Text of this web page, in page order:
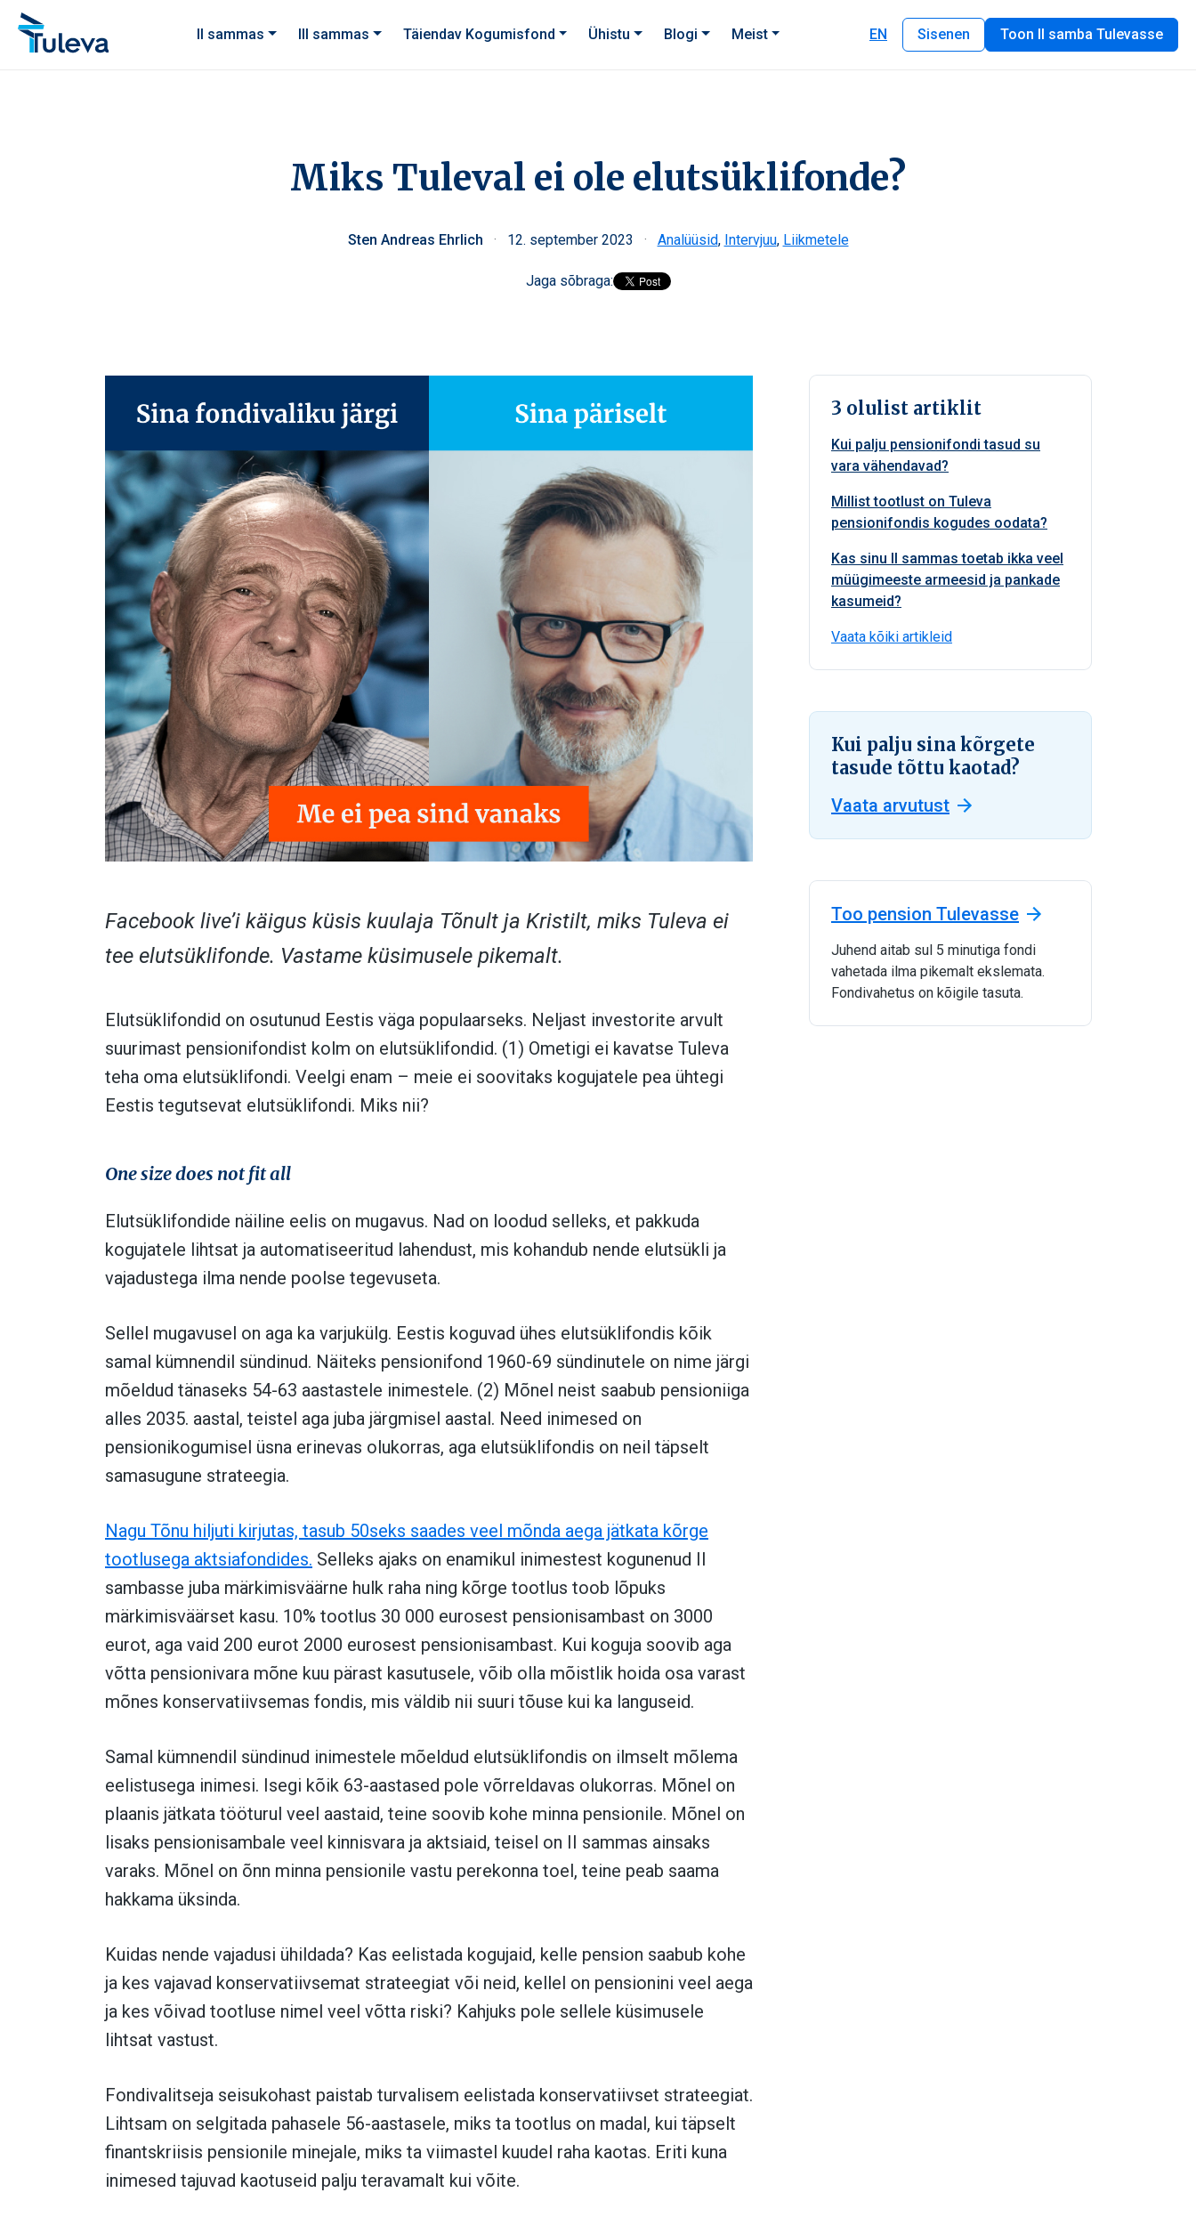
Liigu edasi sisu juurde
II sammas
III sammas Täiendav Kogumisfond Ühistu Blogi Meist EN Sisenen Toon II samba Tulevasse
Miks Tuleval ei ole elutsüklifonde?
Sten Andreas Ehrlich · 12. september 2023 · Analüüsid, Intervjuu, Liikmetele
Jaga sõbraga:
Facebook live’i käigus küsis kuulaja Tõnult ja Kristilt, miks Tuleva ei
tee elutsüklifonde. Vastame küsimusele pikemalt.
Elutsüklifondid on osutunud Eestis väga populaarseks. Neljast investorite arvult
suurimast pensionifondist kolm on elutsüklifondid. (1) Ometigi ei kavatse Tuleva
teha oma elutsüklifondi. Veelgi enam – meie ei soovitaks kogujatele pea ühtegi
Eestis tegutsevat elutsüklifondi. Miks nii?
One size does not fit all
Elutsüklifondide näiline eelis on mugavus. Nad on loodud selleks, et pakkuda
kogujatele lihtsat ja automatiseeritud lahendust, mis kohandub nende elutsükli ja
vajadustega ilma nende poolse tegevuseta.
Sellel mugavusel on aga ka varjukülg. Eestis koguvad ühes elutsüklifondis kõik
samal kümnendil sündinud. Näiteks pensionifond 1960-69 sündinutele on nime järgi
mõeldud tänaseks 54-63 aastastele inimestele. (2) Mõnel neist saabub pensioniiga
alles 2035. aastal, teistel aga juba järgmisel aastal. Need inimesed on
pensionikogumisel üsna erinevas olukorras, aga elutsüklifondis on neil täpselt
samasugune strateegia.
Nagu Tõnu hiljuti kirjutas, tasub 50seks saades veel mõnda aega jätkata kõrge
tootlusega aktsiafondides. Selleks ajaks on enamikul inimestest kogunenud II
sambasse juba märkimisväärne hulk raha ning kõrge tootlus toob lõpuks
märkimisväärset kasu. 10% tootlus 30 000 eurosest pensionisambast on 3000
eurot, aga vaid 200 eurot 2000 eurosest pensionisambast. Kui koguja soovib aga
võtta pensionivara mõne kuu pärast kasutusele, võib olla mõistlik hoida osa varast
mõnes konservatiivsemas fondis, mis väldib nii suuri tõuse kui ka languseid.
Samal kümnendil sündinud inimestele mõeldud elutsüklifondis on ilmselt mõlema
eelistusega inimesi. Isegi kõik 63-aastased pole võrreldavas olukorras. Mõnel on
plaanis jätkata tööturul veel aastaid, teine soovib kohe minna pensionile. Mõnel on
lisaks pensionisambale veel kinnisvara ja aktsiaid, teisel on II sammas ainsaks
varaks. Mõnel on õnn minna pensionile vastu perekonna toel, teine peab saama
hakkama üksinda.
Kuidas nende vajadusi ühildada? Kas eelistada kogujaid, kelle pension saabub kohe
ja kes vajavad konservatiivsemat strateegiat või neid, kellel on pensionini veel aega
ja kes võivad tootluse nimel veel võtta riski? Kahjuks pole sellele küsimusele
lihtsat vastust.
Fondivalitseja seisukohast paistab turvalisem eelistada konservatiivset strateegiat.
Lihtsam on selgitada pahasele 56-aastasele, miks ta tootlus on madal, kui täpselt
finantskriisis pensionile minejale, miks ta viimastel kuudel raha kaotas. Eriti kuna
inimesed tajuvad kaotuseid palju teravamalt kui võite.
3 olulist artiklit
Kui palju pensionifondi tasud su
vara vähendavad?
Millist tootlust on Tuleva
pensionifondis kogudes oodata?
Kas sinu II sammas toetab ikka veel
müügimeeste armeesid ja pankade
kasumeid?
Vaata kõiki artikleid
Kui palju sina kõrgete
tasude tõttu kaotad?
Vaata arvutust
Too pension Tulevasse
Juhend aitab sul 5 minutiga fondi
vahetada ilma pikemalt ekslemata.
Fondivahetus on kõigile tasuta.